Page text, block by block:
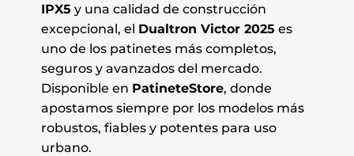
IPX5 y una calidad de construcción
excepcional, el Dualtron Victor 2025 es
uno de los patinetes más completos,
seguros y avanzados del mercado.
Disponible en PatineteStore, donde
apostamos siempre por los modelos más
robustos, fiables y potentes para uso
urbano.